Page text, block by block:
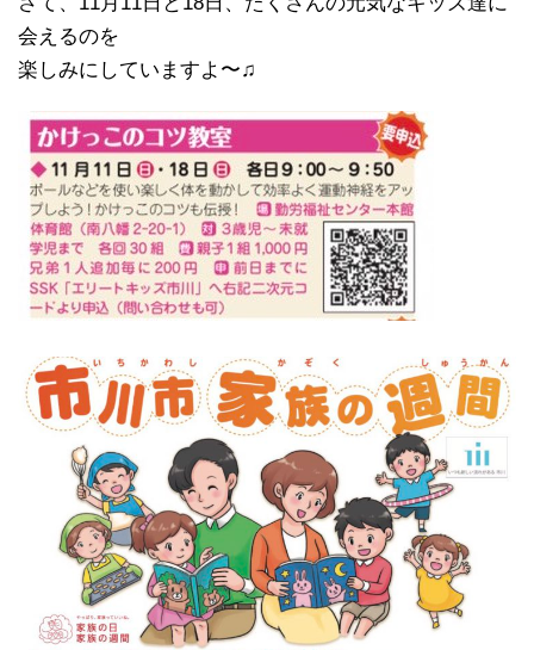
会えるのを
楽しみにしていますよ〜♫